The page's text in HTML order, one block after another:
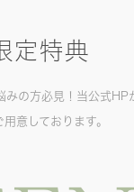
定特典
みの方必見！当公式HP
意しております。